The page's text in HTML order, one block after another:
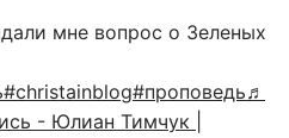
мне вопрос о Зеленых
#christainblog#проповедь♬
- Юлиан Тимчук |